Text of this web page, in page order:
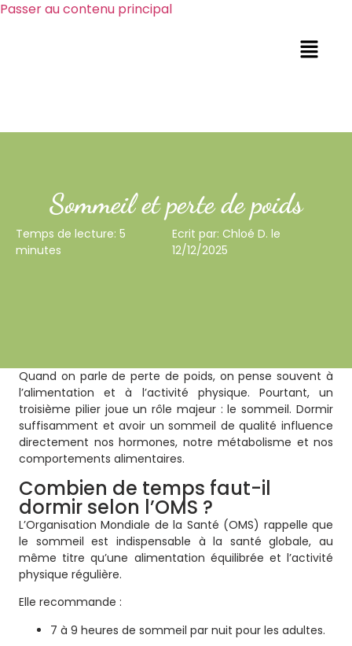
Passer au contenu principal
Sommeil et perte de poids
Temps de lecture: 5
minutes
Ecrit par: Chloé D. le
12/12/2025
Quand on parle de perte de poids, on pense souvent à
l’alimentation et à l’activité physique. Pourtant, un
troisième pilier joue un rôle majeur : le sommeil. Dormir
suffisamment et avoir un sommeil de qualité influence
directement nos hormones, notre métabolisme et nos
comportements alimentaires.
Combien de temps faut-il
dormir selon l’OMS ?
L’Organisation Mondiale de la Santé (OMS) rappelle que
le sommeil est indispensable à la santé globale, au
même titre qu’une alimentation équilibrée et l’activité
physique régulière.
Elle recommande :
7 à 9 heures de sommeil par nuit pour les adultes.